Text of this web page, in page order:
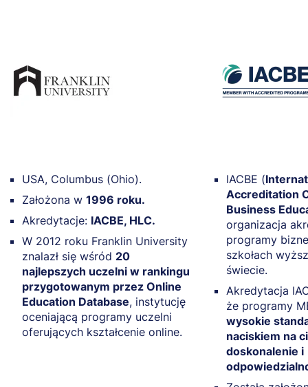
USA, Columbus (Ohio).
Założona w 1996 roku.
Akredytacje: IACBE, HLC.
W 2012 roku Franklin University
znalazł się wśród 20
najlepszych uczelni w rankingu
przygotowanym przez Online
Education Database, instytucję
oceniającą programy uczelni
oferujących kształcenie online.
IACBE (
Accreditation
Business
organizacja
programy
szkołach
świecie.
Akredytacja
że programy
wysokie
naciskiem na
doskonalenie i